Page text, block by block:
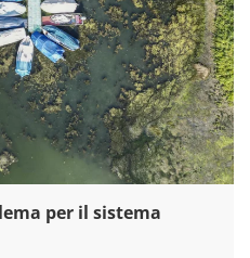
per il sistema